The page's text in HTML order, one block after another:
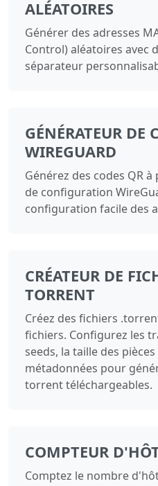
ALÉATOIRES
Générer des adresses
Control) aléatoires avec
séparateur
GÉNÉRATEUR DE
WIREGUARD
Générez des codes QR
de configuration
configuration facile des
CRÉATEUR DE
TORRENT
Créez des fichiers
fichiers. Configurez les
seeds, la taille des pièces
métadonnées pour
torrent téléchargeables.
COMPTEUR
Comptez le nombre